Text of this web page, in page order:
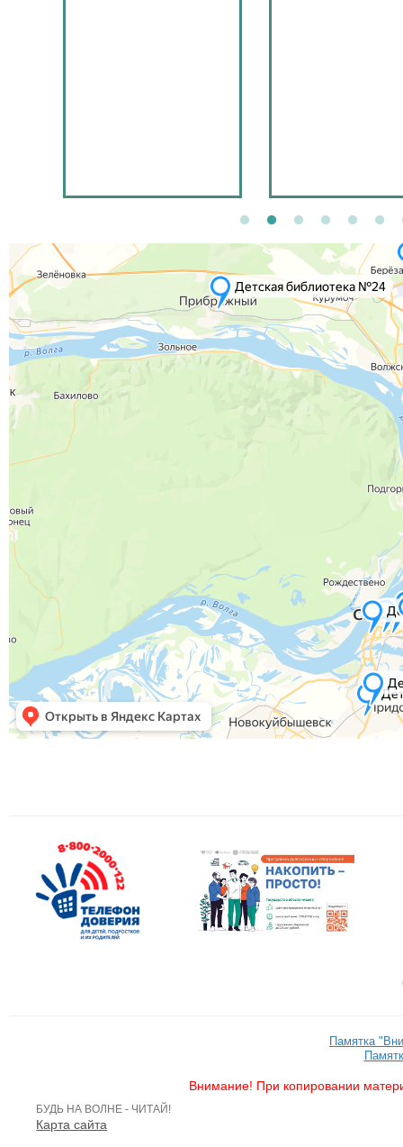
Памятка
Внимание! При копировании
БУДЬ НА ВОЛНЕ - ЧИТАЙ!
Карта сайта